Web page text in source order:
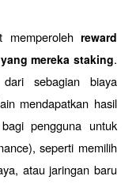
reward
mereka staking.
sebagian biaya
mendapatkan hasil
pengguna untuk
seperti memilih
atau jaringan baru